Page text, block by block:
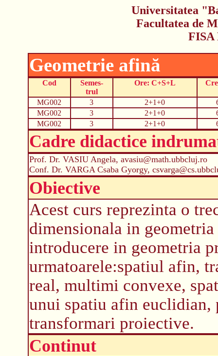
Universitatea
Facultatea de
FISA
Geometrie afină
Cod
Semes-
trul
Ore: C+S+L
MG002 3 2+1+0
MG002
3 2+1+0
MG002
3 2+1+0
Cadre didactice
Prof. Dr. VASIU Angela, avasiu@math.ubbcluj.ro
Conf. Dr. VARGA Csaba Gyorgy,
Obiective
Acest curs reprezinta o
dimensionala in
introducere in geometria
urmatoarele:spatiul afin,
real, multimi convexe,
unui spatiu afin
transformari proiective.
Continut